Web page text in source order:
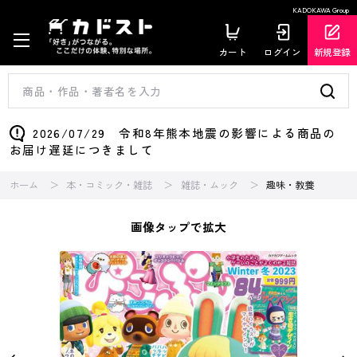
KADOKAWA Group
カート ログイン 新規登録
2026/07/29 令和8年熊本地震の影響による商品の
お届け遅延につきまして
ホーム 本・コミック・雑誌 雑誌・ムック 趣味・教養
画像タップで拡大